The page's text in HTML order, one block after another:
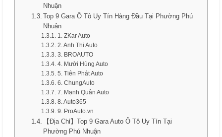
Nhuận
Top 9 Gara Ô Tô Uy Tín Hàng Đầu Tại Phường Phú
Nhuận
1. ZKar Auto
2. Anh Thi Auto
3. BROAUTO
4. Mười Hùng Auto
5. Tiên Phát Auto
6. ChungAuto
7. Mạnh Quân Auto
8. Auto365
9. ProAuto.vn
【Địa Chỉ】Top 9 Gara Auto Ô Tô Uy Tín Tại
Phường Phú Nhuận